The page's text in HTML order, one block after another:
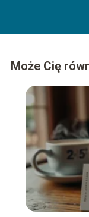
Może Cię